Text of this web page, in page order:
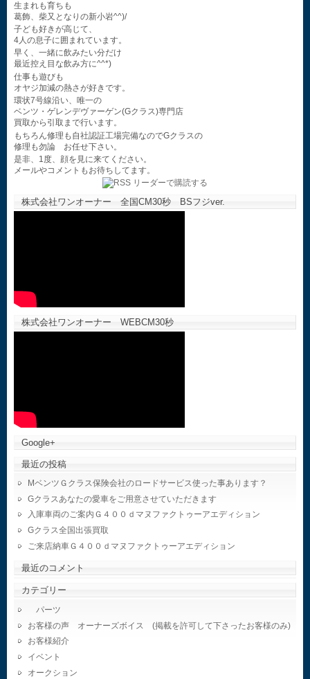
生まれも育ちも
葛飾、柴又となりの新小岩^^)/
子ども好きが高じて、
4人の息子に囲まれています。
早く、一緒に飲みたい分だけ
最近控え目な飲み方に^^*)
仕事も遊びも
オヤジ加減の熱さが好きです。
環状7号線沿い、唯一の
ベンツ・ゲレンデヴァーゲン(Gクラス)専門店
買取から引取まで行います。
もちろん修理も自社認証工場完備なのでGクラスの
修理も勿論 お任せ下さい。
是非、1度、顔を見に来てください。
メールやコメントもお待ちしてます。
株式会社ワンオーナー 全国CM30秒 BSフジver.
株式会社ワンオーナー WEBCM30秒
Google+
最近の投稿
MベンツＧクラス保険会社のロードサービス使った事あります？
Gクラスあなたの愛車をご用意させていただきます
入庫車両のご案内Ｇ４００ｄマヌファクトゥーアエディション
Gクラス全国出張買取
ご来店納車Ｇ４００ｄマヌファクトゥーアエディション
最近のコメント
カテゴリー
パーツ
お客様の声 オーナーズボイス (掲載を許可して下さったお客様のみ)
お客様紹介
イベント
オークション